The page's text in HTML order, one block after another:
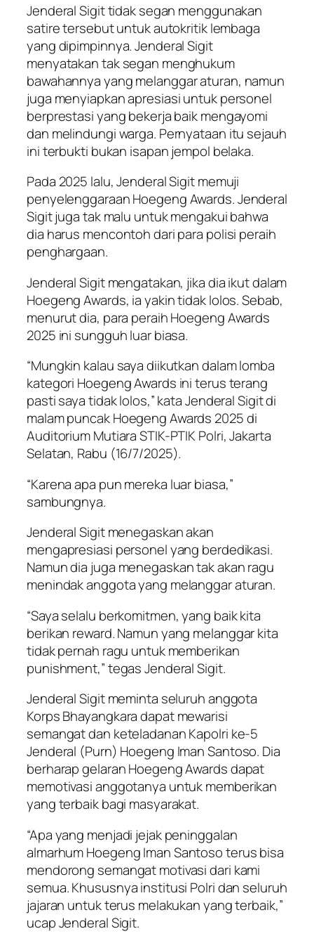
Jenderal Sigit tidak segan menggunakan
satire tersebut untuk autokritik lembaga
yang dipimpinnya. Jenderal Sigit
menyatakan tak segan menghukum
bawahannya yang melanggar aturan, namun
juga menyiapkan apresiasi untuk personel
berprestasi yang bekerja baik mengayomi
dan melindungi warga. Pernyataan itu sejauh
ini terbukti bukan isapan jempol belaka.
Pada 2025 lalu, Jenderal Sigit memuji
penyelenggaraan Hoegeng Awards. Jenderal
Sigit juga tak malu untuk mengakui bahwa
dia harus mencontoh dari para polisi peraih
penghargaan.
Jenderal Sigit mengatakan, jika dia ikut dalam
Hoegeng Awards, ia yakin tidak lolos. Sebab,
menurut dia, para peraih Hoegeng Awards
2025 ini sungguh luar biasa.
“Mungkin kalau saya diikutkan dalam lomba
kategori Hoegeng Awards ini terus terang
pasti saya tidak lolos,” kata Jenderal Sigit di
malam puncak Hoegeng Awards 2025 di
Auditorium Mutiara STIK-PTIK Polri, Jakarta
Selatan, Rabu (16/7/2025).
“Karena apa pun mereka luar biasa,”
sambungnya.
Jenderal Sigit menegaskan akan
mengapresiasi personel yang berdedikasi.
Namun dia juga menegaskan tak akan ragu
menindak anggota yang melanggar aturan.
“Saya selalu berkomitmen, yang baik kita
berikan reward. Namun yang melanggar kita
tidak pernah ragu untuk memberikan
punishment,” tegas Jenderal Sigit.
Jenderal Sigit meminta seluruh anggota
Korps Bhayangkara dapat mewarisi
semangat dan keteladanan Kapolri ke-5
Jenderal (Purn) Hoegeng Iman Santoso. Dia
berharap gelaran Hoegeng Awards dapat
memotivasi anggotanya untuk memberikan
yang terbaik bagi masyarakat.
“Apa yang menjadi jejak peninggalan
almarhum Hoegeng Iman Santoso terus bisa
mendorong semangat motivasi dari kami
semua. Khususnya institusi Polri dan seluruh
jajaran untuk terus melakukan yang terbaik,”
ucap Jenderal Sigit.